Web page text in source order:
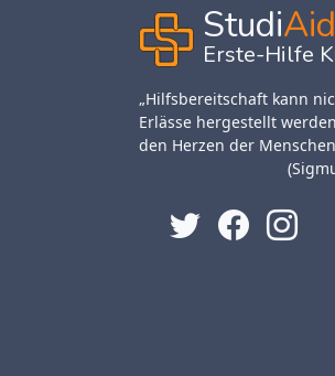
StudiAid
Erste-Hilfe
„Hilfsbereitschaft kann
Erlässe hergestellt
den Herzen der